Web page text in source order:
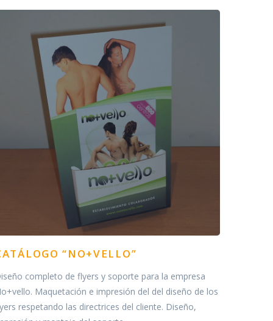
“NO+VELLO”
completo de flyers y soporte para la empresa
Maquetación e impresión del del diseño de los
respetando las directrices del cliente. Diseño,